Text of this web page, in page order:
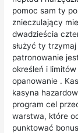
pomoc sam ty
znieczulający
dwadzieścia
służyć ty
patronowanie
określeń i
opanowanie .
kasyna
program cel
warstwa, które
punktować